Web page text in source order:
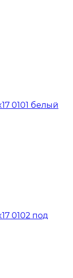
0101 белый
0102 под